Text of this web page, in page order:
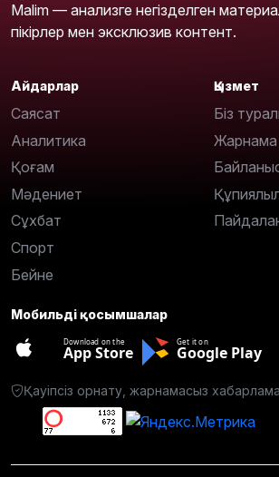
Malim — анализге негізделген
пікірлер мен эксклюзив контент.
Айдарлар
Саясат
Аналитика
Қоғам
Мәдениет
Сұхбат
Спорт
Бейне
Қызмет
Біз
Жарнама
Мобильді қосымшалар
Download on the
App Store
Get it on
Google Play
Қауіпсіз орнату, жарнамасыз